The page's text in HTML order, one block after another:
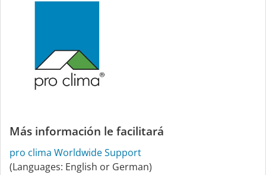
Más información le facilitará
pro clima Worldwide Support
(Languages: English or German)